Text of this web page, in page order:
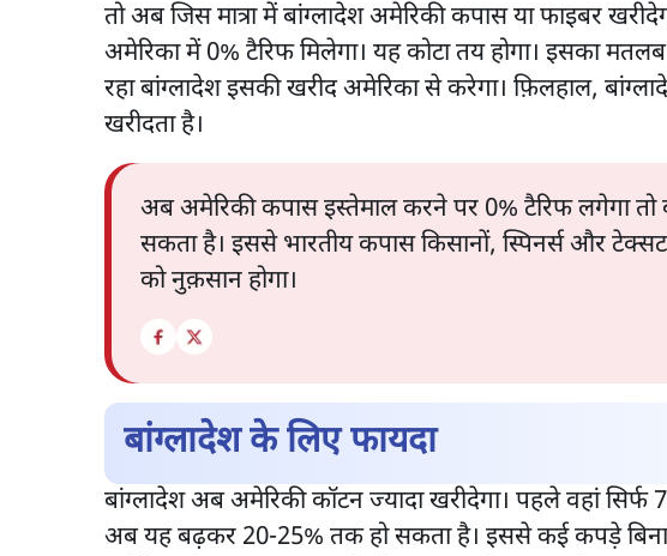
तो अब जिस मात्रा में बांग्लादेश अमेरिकी कपास या फाइबर
अमेरिका में 0% टैरिफ मिलेगा। यह कोटा तय होगा। इसका
रहा बांग्लादेश इसकी खरीद अमेरिका से करेगा। फ़िलहाल,
खरीदता है।
अब अमेरिकी कपास इस्तेमाल करने पर 0% टैरिफ लगेगा तो
सकता है। इससे भारतीय कपास किसानों, स्पिनर्स और
को नुक़सान होगा।
बांग्लादेश के लिए फायदा
बांग्लादेश अब अमेरिकी कॉटन ज्यादा खरीदेगा। पहले वहां
अब यह बढ़कर 20-25% तक हो सकता है। इससे कई कपड़े